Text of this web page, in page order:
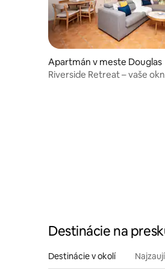
Apartmán v meste Douglas
Riverside Retreat – vaše
Destinácie na
Destinácie v okolí